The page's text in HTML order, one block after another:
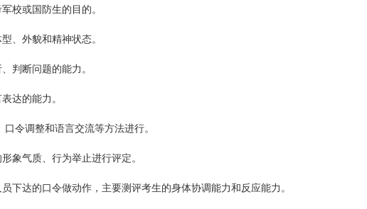
校或国防生的目的。
、外貌和精神状态。
判断问题的能力。
达的能力。
令调整和语言交流等方法进行。
象气质、行为举止进行评定。
下达的口令做动作，主要测评考生的身体协调能力和反应能力。